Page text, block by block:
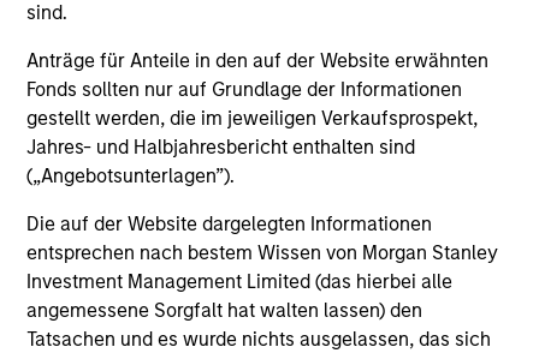
sind.
Anträge für Anteile in den auf der Website erwähnten
Fonds sollten nur auf Grundlage der Informationen
gestellt werden, die im jeweiligen Verkaufsprospekt,
Jahres- und Halbjahresbericht enthalten sind
(„Angebotsunterlagen”).
Die auf der Website dargelegten Informationen
entsprechen nach bestem Wissen von Morgan Stanley
Investment Management Limited (das hierbei alle
angemessene Sorgfalt hat walten lassen) den
Tatsachen und es wurde nichts ausgelassen, das sich
Morgan Stanley
Morgan Stanley Careers